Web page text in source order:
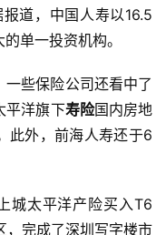
道，中国人寿以16.5
单一投资机构。
些保险公司还看中了
平洋旗下寿险国内房地
此外，前海人寿还于6
城太平洋产险买入T6
，完成了深圳写字楼市